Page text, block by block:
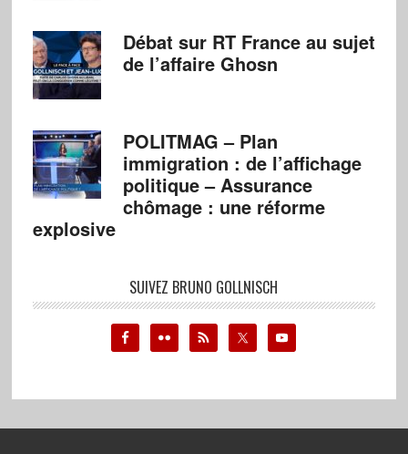
Débat sur RT France au sujet
de l’affaire Ghosn
POLITMAG – Plan
immigration : de l’affichage
politique – Assurance
chômage : une réforme
explosive
SUIVEZ BRUNO GOLLNISCH